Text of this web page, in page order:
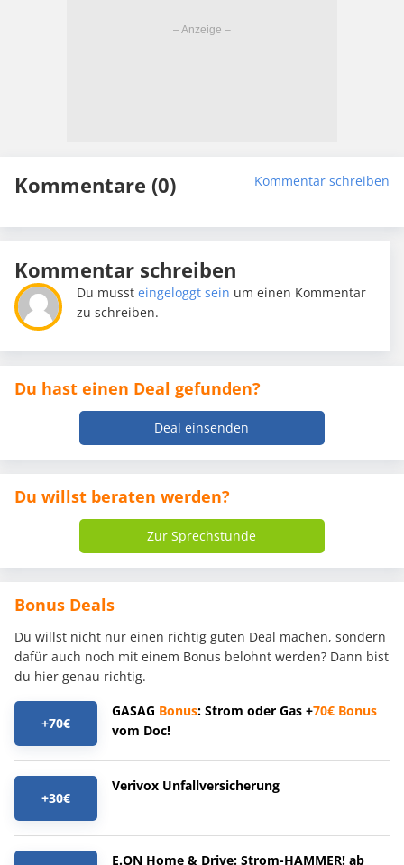
Kommentare (0) Kommentar schreiben
Kommentar schreiben
Du mussteingeloggt sein um einen Kommentar
zu schreiben.
Du hast einen Deal gefunden?
Deal einsenden
Du willst beraten werden?
Zur Sprechstunde
Bonus Deals
Du willst nicht nur einen richtig guten Deal machen, sondern
dafür auch noch mit einem Bonus belohnt werden? Dann bist
du hier genau richtig.
+70€
GASAG Bonus: Strom oder Gas +70€ Bonus
vom Doc!
+30€
Verivox Unfallversicherung
E.ON Home & Drive: Strom-HAMMER! ab